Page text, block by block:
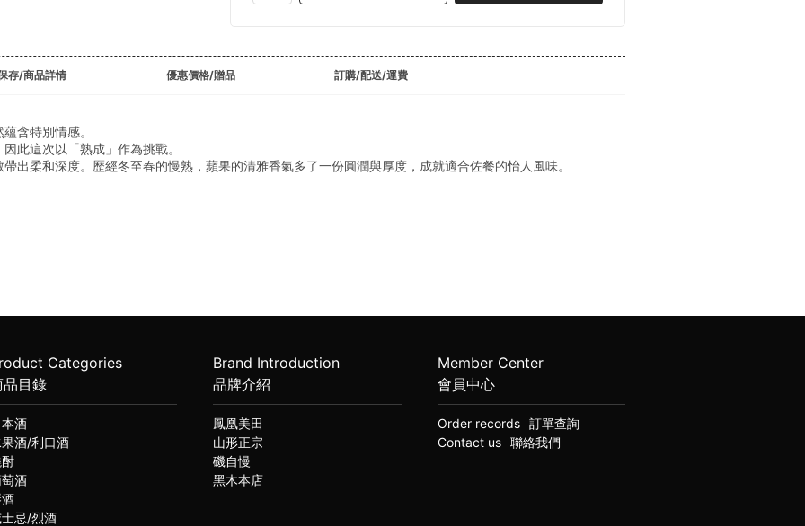
存/商品詳情 優惠價格/贈品 訂購/配送/運費
含特別情感。
此這次以「熟成」作為挑戰。
出柔和深度。歷經冬至春的慢熟，蘋果的清雅香氣多了一份圓潤與厚度，成就適合佐餐的怡人風味。
Categories
品目錄
酒
酒/利口酒
酒
忌/烈酒
Brand Introduction
品牌介紹
鳳凰美田
山形正宗
磯自慢
黑木本店
Member Center
會員中心
Order records
訂單查詢
Contact us
聯絡我們